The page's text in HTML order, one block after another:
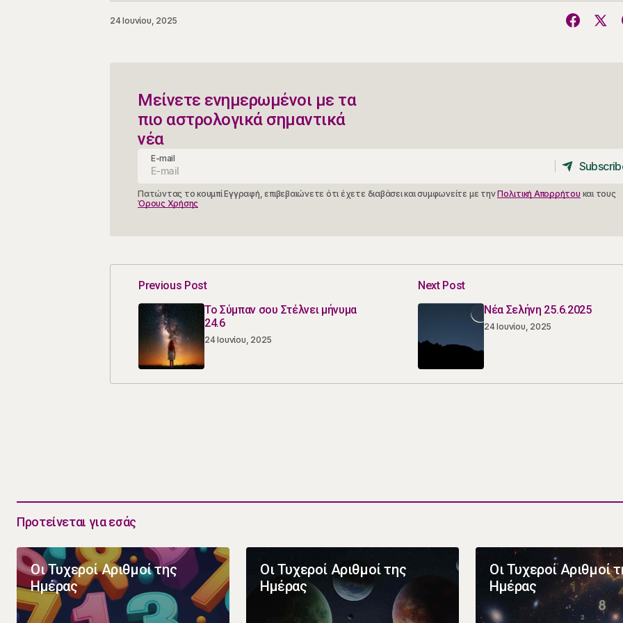
24 Ιουνίου, 2025
Μείνετε ενημερωμένοι με τα
πιο αστρολογικά σημαντικά
νέα
E-mail
Πατώντας το κουμπί Εγγραφή, επιβεβαιώνετε ότι έχετε διαβάσει και συμφωνείτε με τηνΠολιτική Απορρήτου και τους
Όρους Χρήσης
Previous Post
Το Σύμπαν σου Στέλνει μήνυμα
24.6
24 Ιουνίου, 2025
Next Post
Νέα Σελήνη 25.6.2025
24 Ιουνίου, 2025
Προτείνεται για εσάς
Οι Τυχεροί Αριθμοί της
Ημέρας
Οι Τυχεροί Αριθμοί της
Ημέρας
Οι Τυχεροί Αριθμοί
Ημέρας